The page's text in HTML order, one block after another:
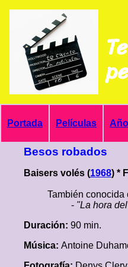
Portada Películas
Besos robados
Baisers volés (1968) *
También conocida
- "La hora
Duración: 90 min.
Música: Antoine